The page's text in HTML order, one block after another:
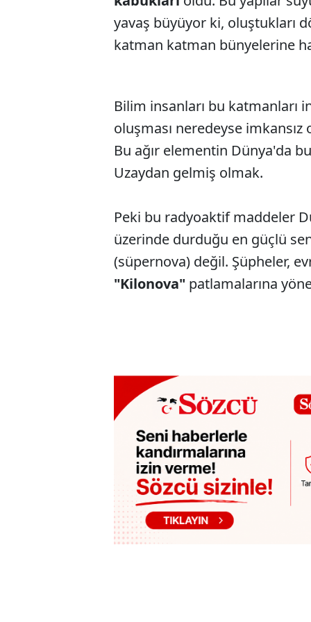
yavaş büyüyor ki, oluştukları
katman katman bünyelerine
Bilim insanları bu katmanları
oluşması neredeyse imkansız
Bu ağır elementin Dünya'da
Uzaydan gelmiş olmak.
Peki bu radyoaktif maddeler
üzerinde durduğu en güçlü
(süpernova) değil. Şüpheler,
"Kilonova" patlamalarına